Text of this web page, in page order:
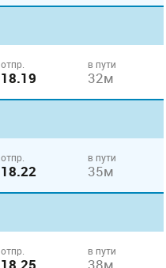
отпр.
18.19
в пути
32м
отпр.
18.22
в пути
35м
отпр. в пути